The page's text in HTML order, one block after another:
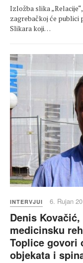
Izložba slika
zagrebačkoj će publici
Slikara koji…
INTERVJUI 6. Rujan
Denis
medicinsku
Toplice govori
objekata i